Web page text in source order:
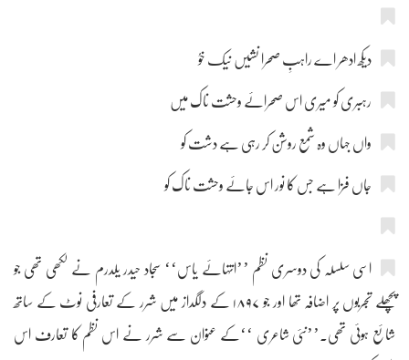
دیکھ ادھر اے راہبِ صحرا نشیں نیک خوُ
رہبری کو میری اس صحرائے وحشت ناک میں
واں جہاں وہ شمع روشن کر رہی ہے دشت کو
جاں فزا ہے جس کا نور اس جائے وحشت ناک کو
اسی سلسلہ کی دوسری نظم ’’انتہائے یاس‘‘ سجاد حیدر یلدرم نے لکھی تھی جو
پچھلے تجربوں پر اضافہ تھا اور جو ۱۸۹۷ کے دلگداز میں شرر کے تعارفی نوٹ کے ساتھ
شائع ہوئی تھی۔’’نئی شاعری ‘‘کے عنوان سے شرر نے اس نظم کا تعارف اس